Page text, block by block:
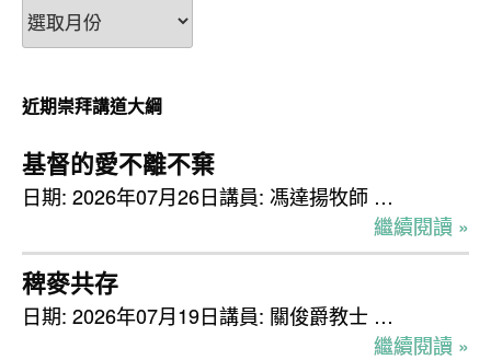
按
月
檢
視
近期崇拜講道大綱
基督的愛不離不棄
日期: 2026年07月26日講員: 馮達揚牧師 …
繼續閱讀 »
稗麥共存
日期: 2026年07月19日講員: 關俊爵教士 …
繼續閱讀 »